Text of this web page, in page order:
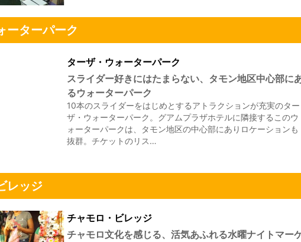
ーターパーク
ターザ・ウォーターパーク
スライダー好きにはたまらない、タモン地区中心部に
るウォーターパーク
10本のスライダーをはじめとするアトラクションが充実のター
ザ・ウォーターパーク。グアムプラザホテルに隣接するこのウ
ォーターパークは、タモン地区の中心部にありロケーションも
抜群。チケットのリス…
レッジ
チャモロ・ビレッジ
チャモロ文化を感じる、活気あふれる水曜ナイトマー